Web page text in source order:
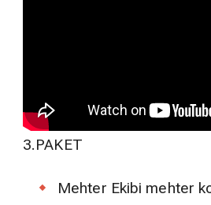
3.PAKET
Mehter Ekibi mehter